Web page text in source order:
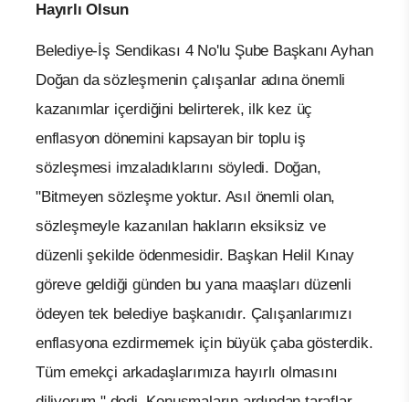
Hayırlı Olsun
Belediye-İş Sendikası 4 No'lu Şube Başkanı Ayhan
Doğan da sözleşmenin çalışanlar adına önemli
kazanımlar içerdiğini belirterek, ilk kez üç
enflasyon dönemini kapsayan bir toplu iş
sözleşmesi imzaladıklarını söyledi. Doğan,
"Bitmeyen sözleşme yoktur. Asıl önemli olan,
sözleşmeyle kazanılan hakların eksiksiz ve
düzenli şekilde ödenmesidir. Başkan Helil Kınay
göreve geldiği günden bu yana maaşları düzenli
ödeyen tek belediye başkanıdır. Çalışanlarımızı
enflasyona ezdirmemek için büyük çaba gösterdik.
Tüm emekçi arkadaşlarımıza hayırlı olmasını